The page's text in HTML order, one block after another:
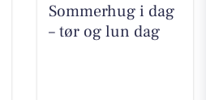
Sommerhug i dag
– tør og lun dag